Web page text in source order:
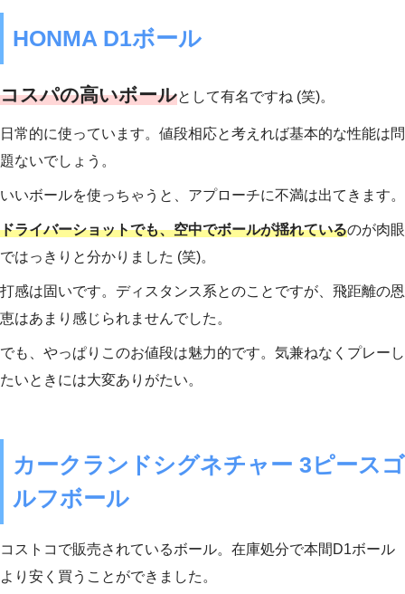
HONMA D1ボール
コスパの高いボールとして有名ですね (笑)。
日常的に使っています。値段相応と考えれば基本的な性能は問
題ないでしょう。
いいボールを使っちゃうと、アプローチに不満は出てきます。
ドライバーショットでも、空中でボールが揺れているのが肉眼
ではっきりと分かりました (笑)。
打感は固いです。ディスタンス系とのことですが、飛距離の恩
恵はあまり感じられませんでした。
でも、やっぱりこのお値段は魅力的です。気兼ねなくプレーし
たいときには大変ありがたい。
カークランドシグネチャー 3ピースゴ
ルフボール
コストコで販売されているボール。在庫処分で本間D1ボール
より安く買うことができました。